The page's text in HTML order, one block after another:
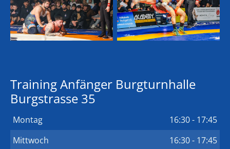
Training Anfänger Burgturnhalle
Burgstrasse 35
Montag
16:30 - 17:45
Mittwoch
16:30 - 17:45